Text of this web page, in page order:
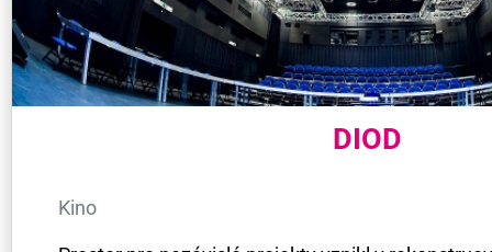
DIOD
Kino